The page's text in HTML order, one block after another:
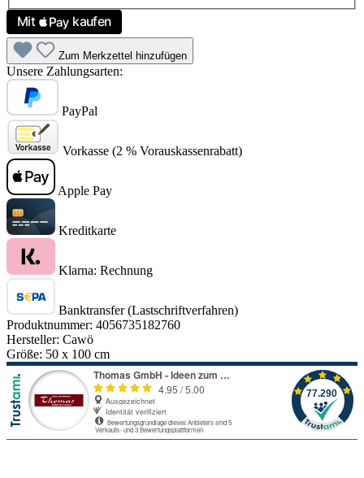
Zum Merkzettel hinzufügen
Unsere Zahlungsarten:
PayPal
Vorkasse (2 % Vorauskassenrabatt)
Apple Pay
Kreditkarte
Klarna: Rechnung
Banktransfer (Lastschriftverfahren)
Produktnummer: 4056735182760
Hersteller: Cawö
Größe: 50 x 100 cm